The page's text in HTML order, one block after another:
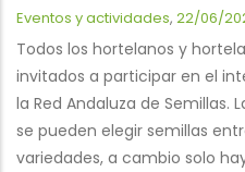
Eventos y actividades, 22/06/
Todos los hortelanos y
invitados a participar en el
la Red Andaluza de Semillas.
se pueden elegir semillas
variedades, a cambio solo